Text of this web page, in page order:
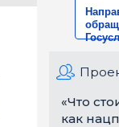
«Что
как